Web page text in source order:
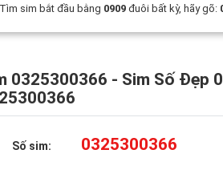
Tìm sim bắt đầu bằng 0909 đuôi bất kỳ, hãy gõ:
0325300366 - Sim Số Đẹp
Số sim: 0325300366